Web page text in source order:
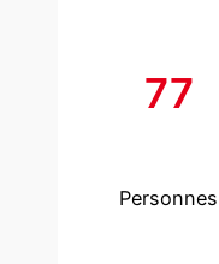
77
Personnes